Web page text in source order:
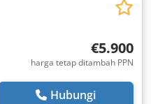
€5.900
harga tetap ditambah PPN
Hubungi